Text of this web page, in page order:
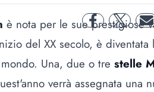
facebooktwitter
è nota per le sue prestigiose
del XX secolo, è
Una, due o tre stelle
verrà assegnata una